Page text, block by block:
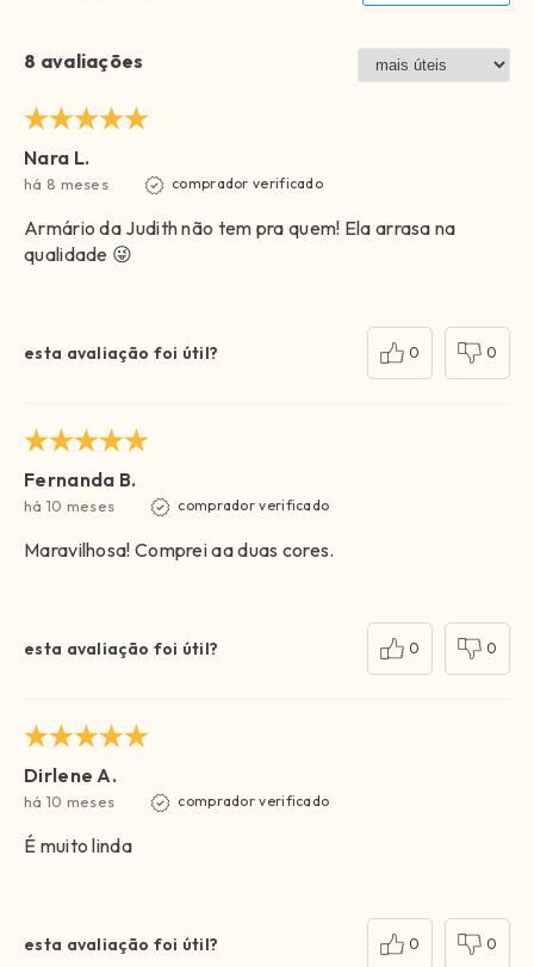
8 avaliações
Nara L.
há 8 meses comprador verificado
Armário da Judith não tem pra quem! Ela arrasa na
qualidade 😜
esta avaliação foi útil? 0 0
Fernanda B.
há 10 meses comprador verificado
Maravilhosa! Comprei aa duas cores.
esta avaliação foi útil? 0 0
Dirlene A.
há 10 meses comprador verificado
É muito linda
esta avaliação foi útil? 0 0